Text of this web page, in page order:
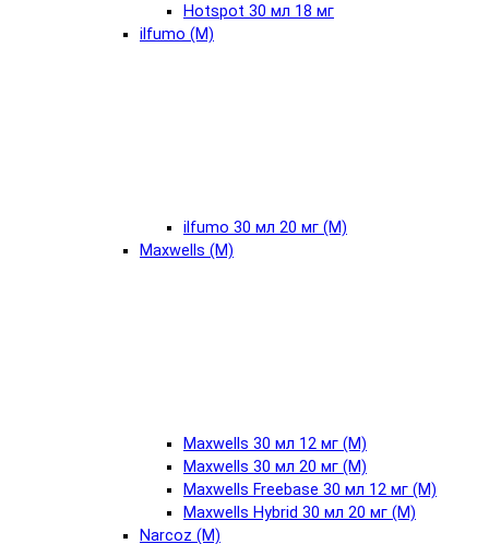
Hotspot 30 мл 18 мг
ilfumo (М)
ilfumo 30 мл 20 мг (М)
Maxwells (М)
Maxwells 30 мл 12 мг (М)
Maxwells 30 мл 20 мг (М)
Maxwells Freebase 30 мл 12 мг (М)
Maxwells Hybrid 30 мл 20 мг (М)
Narcoz (М)